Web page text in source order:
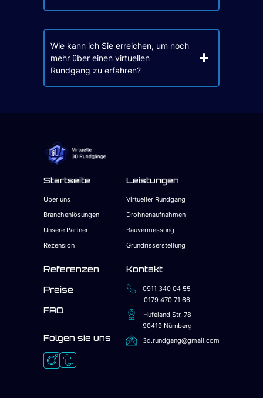
Wie kann ich Sie erreichen, um noch
mehr über einen virtuellen
Rundgang zu erfahren?
Startseite
Über uns
Branchenlösungen
Unsere Partner
Rezension
Leistungen
Virtueller Rundgang
Drohnenaufnahmen
Bauvermessung
Grundrisserstellung
Referenzen
Preise
FAQ
Kontakt
0911 340 04 55
0179 470 71 66
Hufeland Str. 78
90419 Nürnberg
3d.rundgang@gmail.com
Folgen sie uns